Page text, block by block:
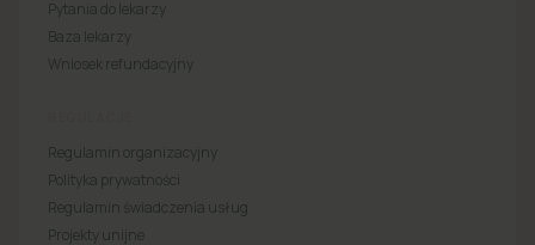
Pytania do lekarzy
Baza lekarzy
Wniosek refundacyjny
Regulamin organizacyjny
Polityka prywatności
Regulamin świadczenia usług
Projekty unijne